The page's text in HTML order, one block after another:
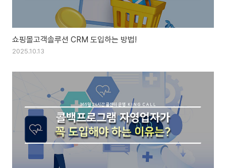
쇼핑몰고객솔루션 CRM 도입하는 방법!
2025.10.13